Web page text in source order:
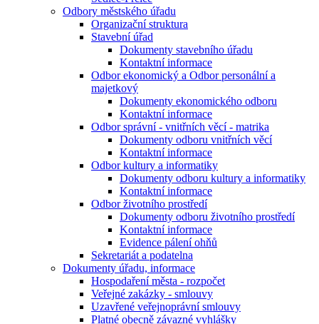
Odbory městského úřadu
Organizační struktura
Stavební úřad
Dokumenty stavebního úřadu
Kontaktní informace
Odbor ekonomický a Odbor personální a
majetkový
Dokumenty ekonomického odboru
Kontaktní informace
Odbor správní - vnitřních věcí - matrika
Dokumenty odboru vnitřních věcí
Kontaktní informace
Odbor kultury a informatiky
Dokumenty odboru kultury a informatiky
Kontaktní informace
Odbor životního prostředí
Dokumenty odboru životního prostředí
Kontaktní informace
Evidence pálení ohňů
Sekretariát a podatelna
Dokumenty úřadu, informace
Hospodaření města - rozpočet
Veřejné zakázky - smlouvy
Uzavřené veřejnoprávní smlouvy
Platné obecně závazné vyhlášky